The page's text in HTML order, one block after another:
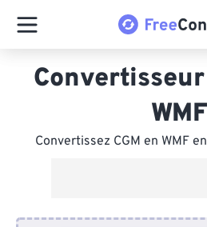
Convertisseur
WMF
Convertissez CGM en WMF